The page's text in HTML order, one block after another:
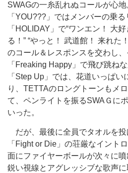
SWAGの一糸乱れぬコールが心
「YOU???」ではメンバーの乗
「HOLIDAY」で“ワンエン！ 大
る！” “やっと！ 武道館！ 来れた
のコール＆レスポンスを交わし
「Freaking Happy」で飛び跳ね
「Step Up」では、花道いっぱ
り、TETTAのロングトーンもメ
て、ペンライトを振るSWAＧに
いった。
だが、最後に全員でタオルを投
「Fight or Die」の荘厳なイント
面にファイヤーボールが次々に
鋭い視線とアグレッシブな歌声